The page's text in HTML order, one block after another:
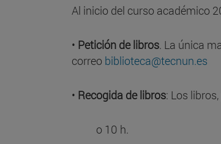
Al inicio del curso académico
• Petición de libros. La única
correo biblioteca@tecnun.es
• Recogida de libros: Los
o 10 h.